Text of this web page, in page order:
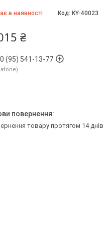
в наявності Код: KY-40023
₴
(95) 541-13-77
товару протягом 14 днів